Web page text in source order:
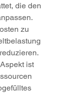
die den
zu
ist